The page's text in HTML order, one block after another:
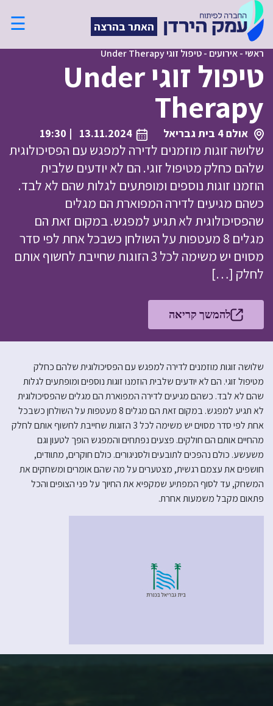
האתר בהרצה ☰
ראשי-אירועים -טיפול זוגי Under Therapy
טיפול זוגי Under
Therapy
אולם 4 בית גבריאל 13.11.2024
| 19:30
שלושה זוגות מוזמנים לדירה למפגש עם הפסיכולוגית
שלהם כחלק מטיפול זוגי. הם לא יודעים שלבית
הוזמנו זוגות נוספים ומופתעים לגלות שהם לא לבד.
כשהם מגיעים לדירה המפוארת הם מגלים
שהפסיכולוגית לא תגיע למפגש. במקום זאת הם
מגלים 8 מעטפות על השולחן כשבכל אחת לפי סדר
מסוים יש משימה לכל 3 הזוגות שחייבת לחשוף אותם
לחלק […]
להמשך קריאה
שלושה זוגות מוזמנים לדירה למפגש עם הפסיכולוגית שלהם כחלק
מטיפול זוגי. הם לא יודעים שלבית הוזמנו זוגות נוספים ומופתעים לגלות
שהם לא לבד. כשהם מגיעים לדירה המפוארת הם מגלים שהפסיכולוגית
לא תגיע למפגש. במקום זאת הם מגלים 8 מעטפות על השולחן כשבכל
אחת לפי סדר מסוים יש משימה לכל 3 הזוגות שחייבת לחשוף אותם לחלק
מהחיים אותם הם חולקים. פצעים נפתחים והמפגש הופך לטעון וגם
משעשע. כולם נהפכים לתובעים ולסניגורים. כולם חוקרים, מתוודים,
חושפים את עצמם רגשית, מצטערים על מה שהם אומרים ומשחקים את
המשחק, עד לסוף המפתיע שמקפיא את החיוך על פני הצופים והכל
פתאום מקבל משמעות אחרת.